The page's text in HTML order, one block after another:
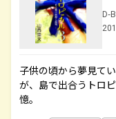
D-
子供の頃から夢見て
が、島で出合うトロ
憶。